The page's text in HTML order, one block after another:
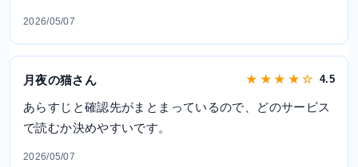
2026/05/07
月夜の猫さん ★ ★ ★ ★ ☆ 4.5
あらすじと確認先がまとまっているので、どのサービス
で読むか決めやすいです。
2026/05/07